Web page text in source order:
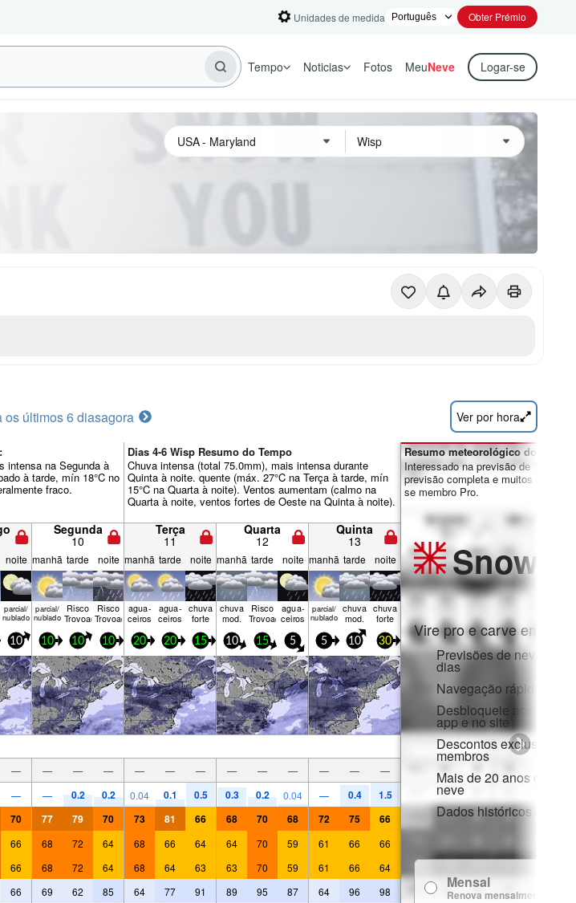
Unidades de medida Obter Prémio
Tempo Noticias Fotos MeuNeve Logar-se
os últimos 6 diasagora Ver por hora
intensa na Segunda à
à tarde, mín 18°C no
fraco.
Dias 4-6 Wisp Resumo do Tempo
Chuva intensa (total 75.0mm), mais intensa durante
Quinta à noite. quente (máx. 27°C na Terça à tarde, mín
15°C na Quarta à noite). Ventos aumentam (calmo na
Quarta à noite, ventos fortes de Oeste na Quinta à noite).
Segunda
10
Terça
11
Quarta
12
Quinta
13
noite manhã tarde noite manhã tarde noite manhã tarde noite manhã tarde noite
parcial/
nublado
parcial/
nublado
Risco
Trovoada
Risco
Trovoada
agua­
ceiros
agua­
ceiros
chuva
forte
chuva
mod.
Risco
Trovoada
agua­
ceiros
parcial/
nublado
chuva
mod.
chuva
forte
10 10 10 10 20 20 15 10 15 5 5 10 30
— — — — — — — — — — — — —
— — 0.2 0.2 0.04 0.1 0.5 0.3 0.2 0.04 — 0.4 1.5
70 77 79 70 73 81 66 68 70 68 72 75 66
66 68 72 64 68 66 64 64 70 59 61 66 66
66 68 72 64 68 64 63 63 70 59 61 66 64
66 69 62 85 64 77 91 89 95 87 64 96 98
Resumo meteorológico dos dias
Interessado na previsão de 16
previsão completa e muitos outros
se membro Pro.
Snow
Vire pro e carve em:
Previsões de neve
dias
Navegação rápida sem
Desbloqueie acesso
app e no site
Descontos exclusivos
membros
Mais de 20 anos de
neve
Dados históricos de
Mensal
Renova mensalmente